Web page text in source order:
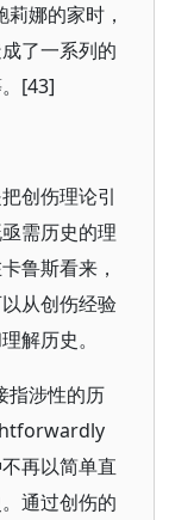
娜的家时，
了一系列的
[43]
创伤理论引
需历史的理
鲁斯看来，
从创伤经验
解历史。
指涉性的历
再以简单直
通过创伤的